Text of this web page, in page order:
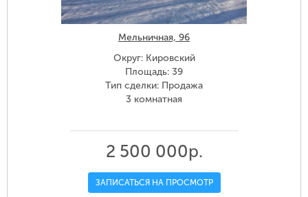
Мельничная, 96
Округ: Кировский
Площадь: 39
Тип сделки: Продажа
3 комнатная
2 500 000р.
ЗАПИСАТЬСЯ НА ПРОСМОТР